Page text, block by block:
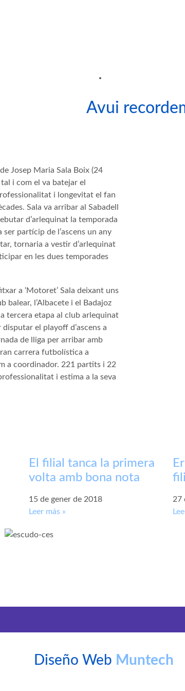
Avui
Josep Maria Sala Boix (24
i com el va batejar el
i longevitat el fan
Sala va arribar al Sabadell
d’arlequinat la temporada
partícip de l’ascens un any
tornaria a vestir d’arlequinat
en les dues temporades
a ‘Motoret’ Sala deixant uns
balear, l’Albacete i el Badajoz
tercera etapa al club arlequinat
disputar el playoff d’ascens a
de lliga per arribar amb
carrera futbolística a
a coordinador. 221 partits i 22
i estima a la seva
El filial tanca la primera
volta amb bona nota
15 de gener de 2018
Leer más »
27
Diseño Web Muntech